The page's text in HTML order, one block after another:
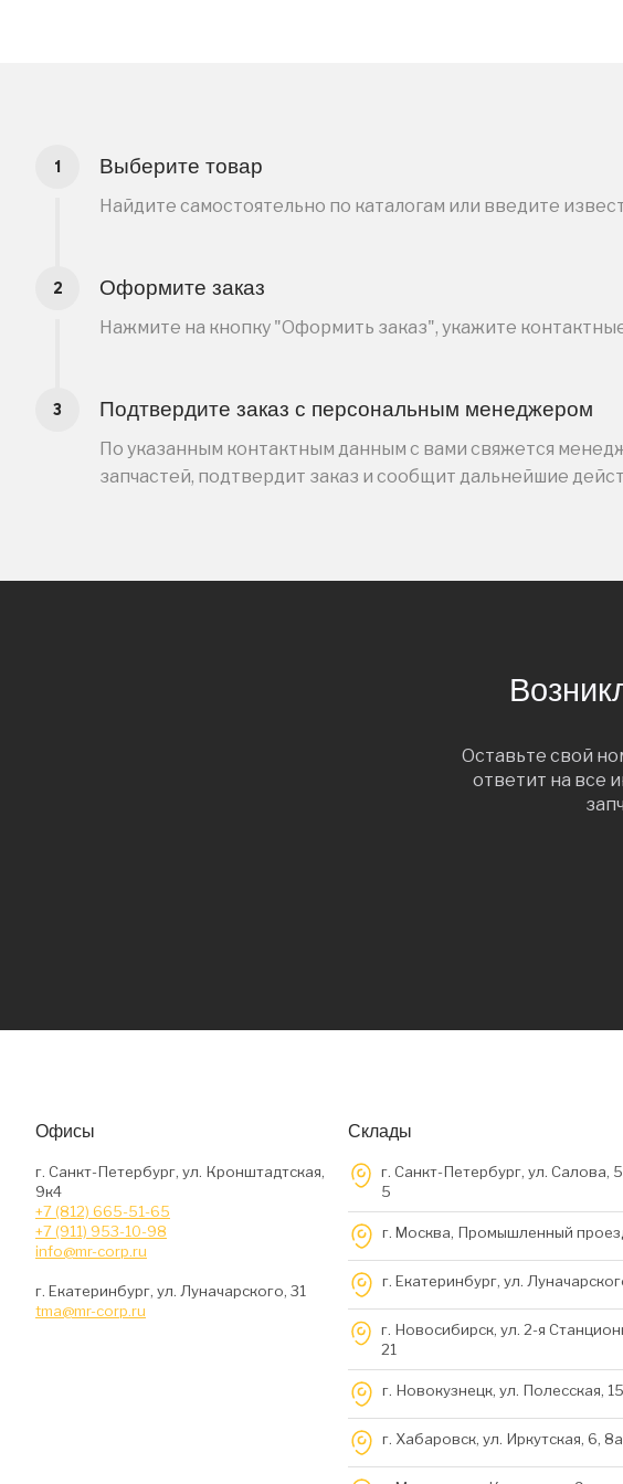
Выберите товар
Найдите самостоятельно по каталогам или введите
Оформите заказ
Нажмите на кнопку "Оформить заказ", укажите
Подтвердите заказ с персональным менеджером
По указанным контактным данным с вами свяжется
запчастей, подтвердит заказ и сообщит дальнейшие
Оставьте свой
ответит на все
Офисы
г. Санкт-Петербург, ул. Кронштадтская,
9к4
+7 (812) 665-51-65
+7 (911) 953-10-98
info@mr-corp.ru
г. Екатеринбург, ул. Луначарского, 31
tma@mr-corp.ru
Склады
г. Санкт-Петербург, ул. Салова,
5
г. Москва, Промышленный
г. Екатеринбург, ул.
г. Новосибирск, ул. 2-я
21
г. Новокузнецк, ул. Полесская, 15
г. Хабаровск, ул. Иркутская, 6, 8a